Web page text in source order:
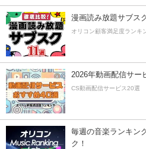
漫画読み放題サブス
オリコン顧客満足度ランキ
2026年動画配信サー
CS動画配信サービス20選
毎週の音楽ランキン
ク！